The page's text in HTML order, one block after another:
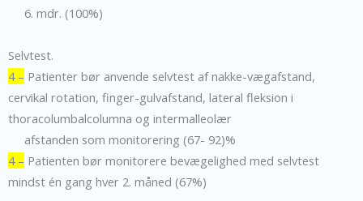
6. mdr. (100%)
Selvtest.
4 – Patienter bør anvende selvtest af nakke-vægafstand,
cervikal rotation, finger-gulvafstand, lateral fleksion i
thoracolumbalcolumna og intermalleolær
afstanden som monitorering (67- 92)%
4 – Patienten bør monitorere bevægelighed med selvtest
mindst én gang hver 2. måned (67%)